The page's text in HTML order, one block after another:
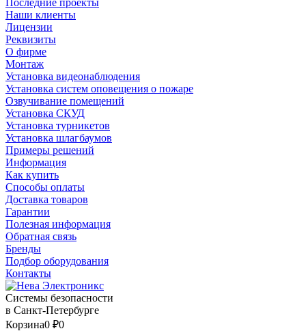
Последние проекты
Наши клиенты
Лицензии
Реквизиты
О фирме
Монтаж
Установка видеонаблюдения
Установка систем оповещения о пожаре
Озвучивание помещений
Установка СКУД
Установка турникетов
Установка шлагбаумов
Примеры решений
Информация
Как купить
Способы оплаты
Доставка товаров
Гарантии
Полезная информация
Обратная связь
Бренды
Подбор оборудования
Контакты
Системы безопасности
в Санкт-Петербурге
Корзина0 ₽0